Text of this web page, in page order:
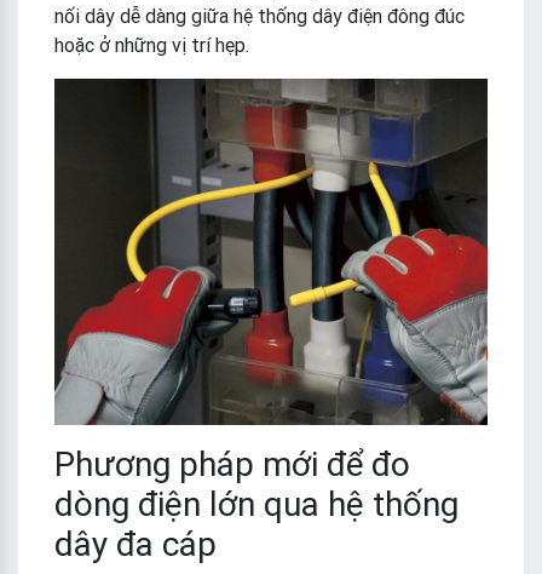
nối dây dễ dàng giữa hệ thống dây điện đông đúc
hoặc ở những vị trí hẹp.
Phương pháp mới để đo
dòng điện lớn qua hệ thống
dây đa cáp